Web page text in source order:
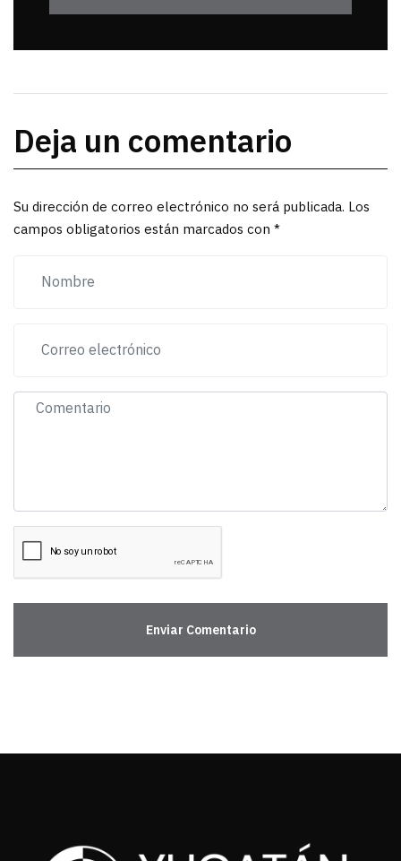
Deja un comentario
Su dirección de correo electrónico no será publicada. Los
campos obligatorios están marcados con *
Enviar Comentario